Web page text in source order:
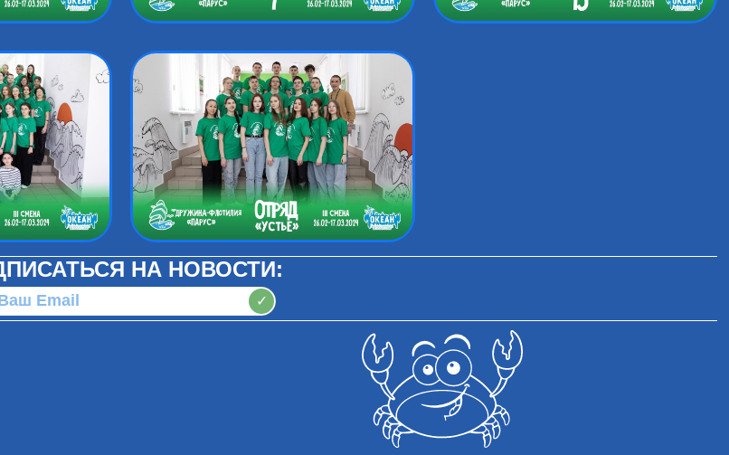
НА НОВОСТИ:
✓